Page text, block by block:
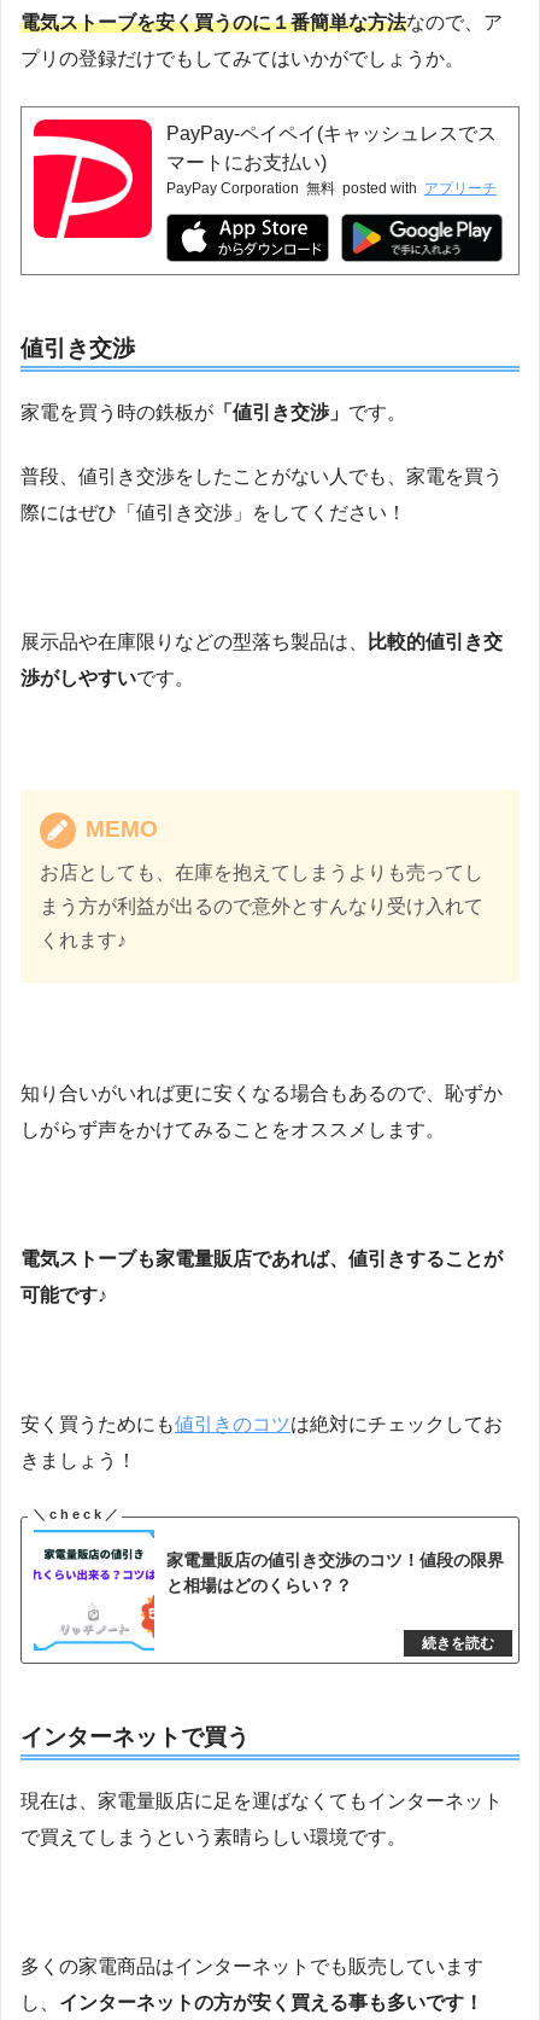
電気ストーブを安く買うのに１番簡単な方法なので、ア
プリの登録だけでもしてみてはいかがでしょうか。
PayPay-ペイペイ(キャッシュレスでス
マートにお支払い)
PayPay Corporation 無料 posted with アプリーチ
値引き交渉
家電を買う時の鉄板が 「値引き交渉」 です。
普段、値引き交渉をしたことがない人でも、家電を買う
際にはぜひ「値引き交渉」をしてください！
展示品や在庫限りなどの型落ち製品は、
比較的値引き交
渉がしやすいです。
MEMO
お店としても、在庫を抱えてしまうよりも売ってし
まう方が利益が出るので意外とすんなり受け入れて
くれます♪
知り合いがいれば更に安くなる場合もあるので、恥ずか
しがらず声をかけてみることをオススメします。
電気ストーブも家電量販店であれば、値引きすることが
可能です♪
安く買うためにも値引きのコツは絶対にチェックしてお
きましょう！
家電量販店の値引き交渉のコツ！値段の限界
と相場はどのくらい？？
インターネットで買う
現在は、家電量販店に足を運ばなくてもインターネット
で買えてしまうという素晴らしい環境です。
多くの家電商品はインターネットでも販売しています
し、 インターネットの方が安く買える事も多いです！